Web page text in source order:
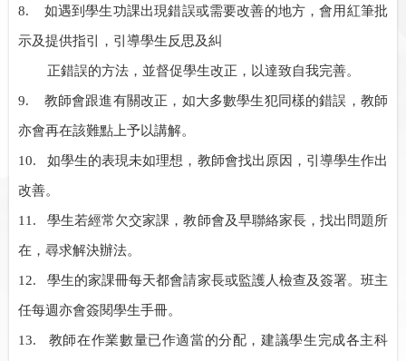
8.
如遇到學生功課出現錯誤或需要改善的地方，會用紅筆批
示及提供指引，引導學生反思及糾
正錯誤的方法，並督促學生改正，以達致自我完善。
9.
教師會跟進有關改正，如大多數學生犯同樣的錯誤，教師
亦會再在該難點上予以講解。
10.
如學生的表現未如理想，教師會找出原因，引導學生作出
改善。
11.
學生若經常欠交家課，教師會及早聯絡家長，找出問題所
在，尋求解決辦法。
12.
學生的家課冊每天都會請家長或監護人檢查及簽署。班主
任每週亦會簽閱學生手冊。
13.
教師在作業數量已作適當的分配，建議學生完成各主科